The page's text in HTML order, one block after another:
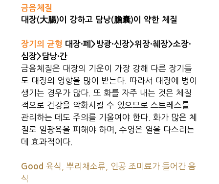
금음체질
대장(大腸)이 강하고 담낭(膽囊)이 약한 체질
장기의 균형 대장·폐>방광·신장>위장·췌장>소장·
심장>담낭·간
금음체질은 대장의 기운이 가장 강해 다른 장기들
도 대장의 영향을 많이 받는다. 따라서 대장에 병이
생기는 경우가 많다. 또 화를 자주 내는 것은 체질
적으로 건강을 악화시킬 수 있으므로 스트레스를
관리하는 데도 주의를 기울여야 한다. 화가 많은 체
질로 일광욕을 피해야 하며, 수영은 열을 다스리는
데 효과적이다.
Good육식, 뿌리채소류, 인공 조미료가 들어간 음
식